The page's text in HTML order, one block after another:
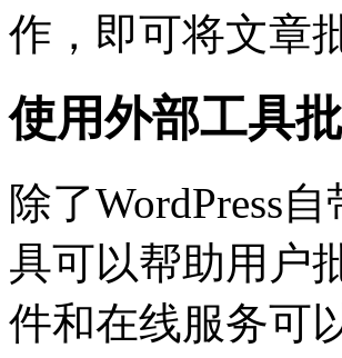
作，即可将文章
使用外部工具
除了WordPress
具可以帮助用户
件和在线服务可